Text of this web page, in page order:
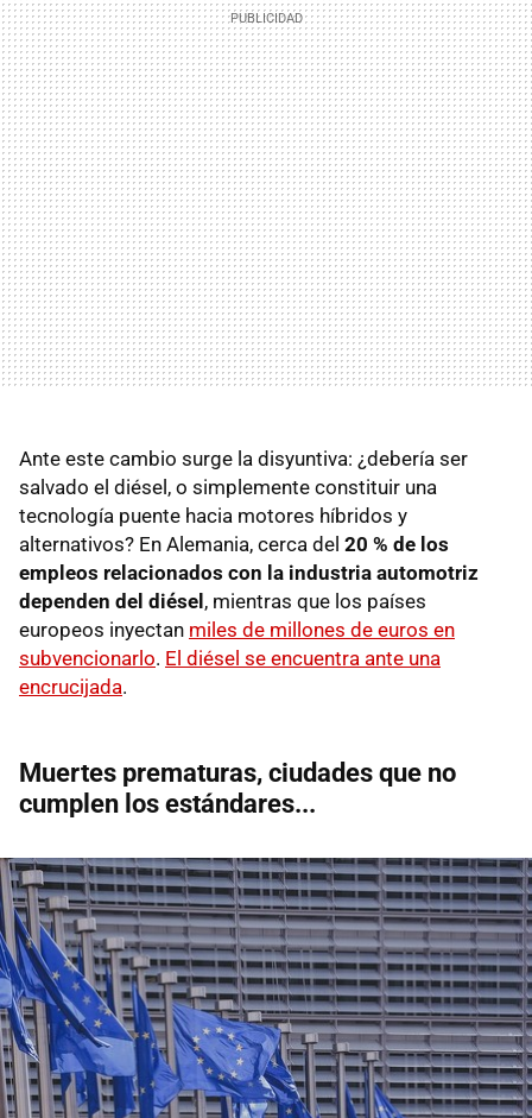
Ante este cambio surge la disyuntiva: ¿debería ser
salvado el diésel, o simplemente constituir una
tecnología puente hacia motores híbridos y
alternativos? En Alemania, cerca del 20 % de los
empleos relacionados con la industria automotriz
dependen del diésel, mientras que los países
europeos inyectan miles de millones de euros en
subvencionarlo. El diésel se encuentra ante una
encrucijada.
Muertes prematuras, ciudades que no
cumplen los estándares...